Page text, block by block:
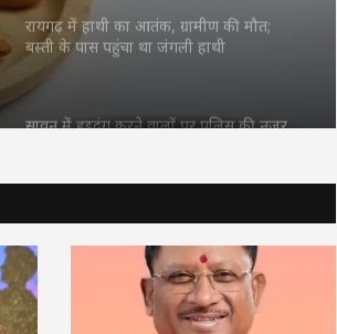
रायगढ़ में हाथी का आतंक, ग्रामीण की मौत;
बस्ती के पास पहुंचा था जंगली हाथी
सावन में हुड़दंग करने वालों पर पुलिस की नजर,
खड़े ट्रेलर से बाइक की जोरदार टक्कर, एक युवक
की मौत; पिता-पुत्र समेत दो घायल
नामी ब्रांड के नाम पर नकली ऑयल का कारोबार,